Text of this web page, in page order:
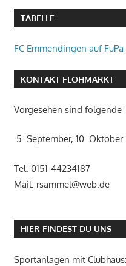
TABELLE
FC Emmendingen auf FuPa
KONTAKT FLOHMARKT
Vorgesehen sind folgende
5. September, 10. Oktober
Tel. 0151-44234187
Mail: rsammel@web.de
HIER FINDEST DU UNS
Sportanlagen mit Clubhaus: